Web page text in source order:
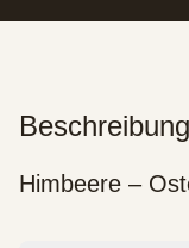
Beschreibung
Himbeere –